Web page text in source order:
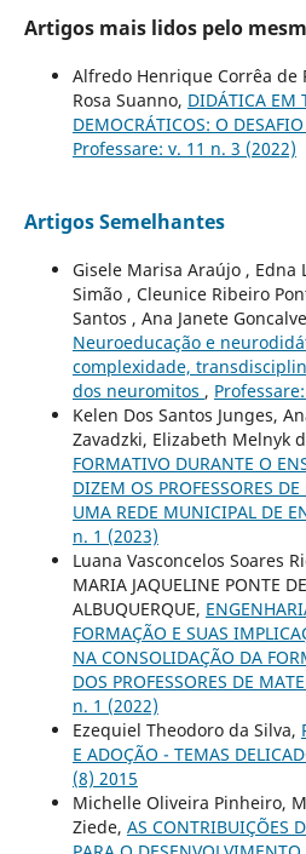
Artigos mais lidos pelo
Alfredo Henrique Corrêa de
Rosa Suanno, DIDÁTICA EM
DEMOCRÁTICOS: O
Professare: v. 11 n. 3 (2022)
Artigos Semelhantes
Gisele Marisa Araújo , Edna
Simão , Cleunice Ribeiro
Santos , Ana Janete
Neuroeducação e
complexidade,
dos neuromitos ,
Kelen Dos Santos Junges,
Zavadzki, Elizabeth Melnyk
FORMATIVO DURANTE O
DIZEM OS PROFESSORES
UMA REDE MUNICIPAL DE
n. 1 (2023)
Luana Vasconcelos Soares
MARIA JAQUELINE PONTE
ALBUQUERQUE,
FORMAÇÃO E SUAS
NA CONSOLIDAÇÃO DA
DOS PROFESSORES DE
n. 1 (2022)
Ezequiel Theodoro da Silva,
E ADOÇÃO - TEMAS
(8) 2015
Michelle Oliveira Pinheiro,
Ziede, AS CONTRIBUIÇÕES